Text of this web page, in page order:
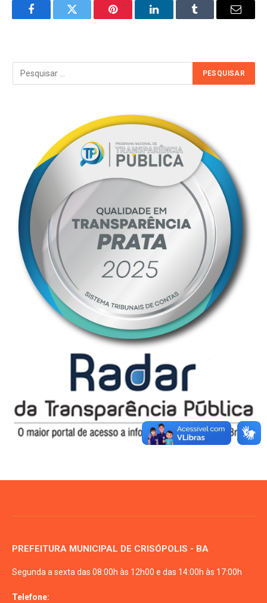
FacebookTwitter Pinterest LinkedInTumblr Email
PREFEITURA MUNICIPAL DE CRISÓPOLIS - BA
Segunda a sexta das 08:00h às 12h00 e das 14:00h às 17:00h
Telefone: